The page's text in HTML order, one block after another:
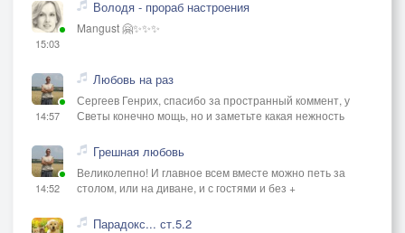
15:03
Володя - прораб настроения
Mangust 🤗✨✨✨
14:57
Любовь на раз
Сергеев Генрих, спасибо за пространный коммент, у
Светы конечно мощь, но и заметьте какая нежность
14:52
Грешная любовь
Великолепно! И главное всем вместе можно петь за
столом, или на диване, и с гостями и без +
Парадокс... ст.5.2